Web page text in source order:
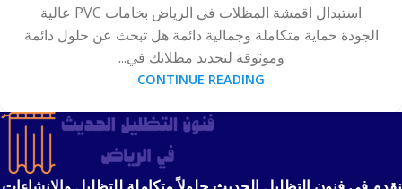
استبدال اقمشة المظلات في الرياض بخامات PVC عالية
الجودة حماية متكاملة وجمالية دائمة هل تبحث عن حلول دائمة
وموثوقة لتجديد مظلاتك في...
CONTINUE READING